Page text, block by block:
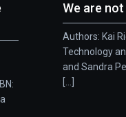
We are not
Authors: Kai
Technology
and Sandra
[...]